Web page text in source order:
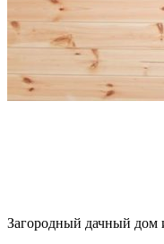
Загородный дачный дом